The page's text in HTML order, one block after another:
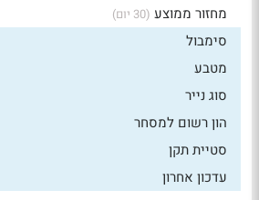
מחזור ממוצע (30 יום)
סימבול
מטבע
סוג נייר
הון רשום למסחר
סטיית תקן
עדכון אחרון